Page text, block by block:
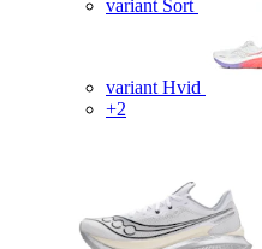
variant Sort
variant Hvid
+2